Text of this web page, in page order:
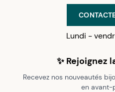
Lundi -
✨ Rejoignez
Recevez nos nouveautés
en avant-